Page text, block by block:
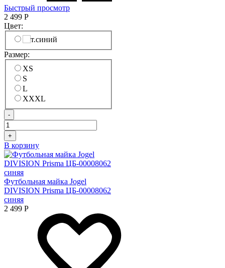
Быстрый просмотр
2 499 Р
Цвет:
Размер:
XS
S
L
XXXL
-
+
В корзину
Футбольная майка Jogel
DIVISION Prisma ЦБ-00008062
синяя
2 499 Р